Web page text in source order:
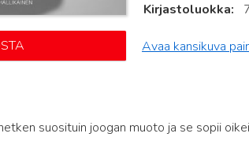
Kirjastoluokka
Avaa kansikuva
suosituin joogan muoto ja se sopii